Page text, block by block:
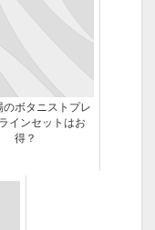
のボタニストプレ
インセットはお
得？